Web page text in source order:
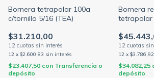
Bornera tetrapolar 100a
c/tornillo 5/16 (TEA)
$31.210,00
12 x $2.600,83 sin interés
$23.407,50 con Transferencia o
depósito
Bornera
tetrapolar
12 x $3.786,92
$34.082,25
depósito